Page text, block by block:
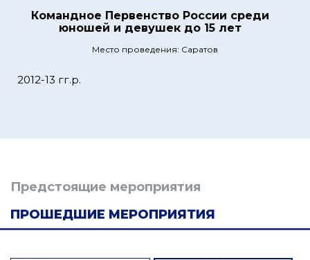
Командное Первенство России среди
юношей и девушек до 15 лет
Место проведения: Саратов
2012-13 гг.р.
Предстоящие мероприятия
ПРОШЕДШИЕ МЕРОПРИЯТИЯ